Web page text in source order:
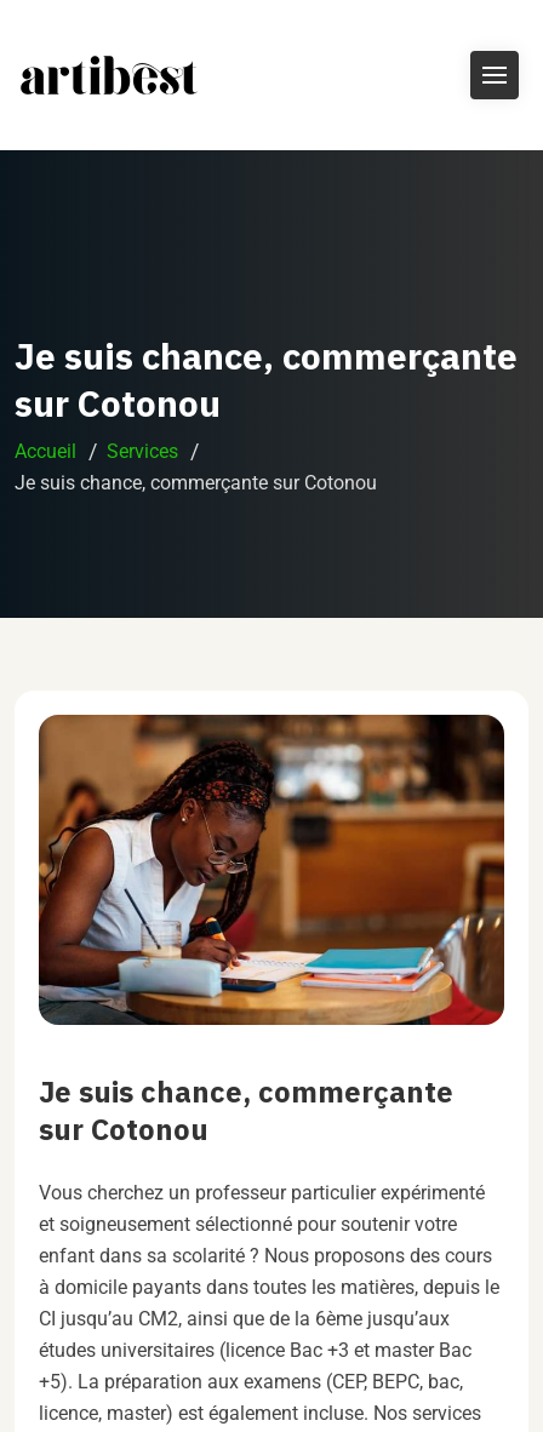
Je suis chance, commerçante
sur Cotonou
Accueil
Services
Je suis chance, commerçante sur Cotonou
Je suis chance, commerçante
sur Cotonou
Vous cherchez un professeur particulier expérimenté
et soigneusement sélectionné pour soutenir votre
enfant dans sa scolarité ? Nous proposons des cours
à domicile payants dans toutes les matières, depuis le
CI jusqu’au CM2, ainsi que de la 6ème jusqu’aux
études universitaires (licence Bac +3 et master Bac
+5). La préparation aux examens (CEP, BEPC, bac,
licence, master) est également incluse. Nos services